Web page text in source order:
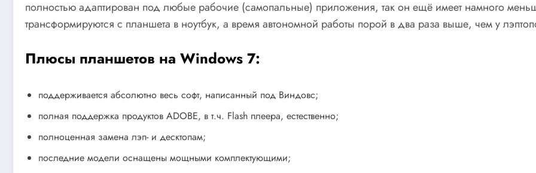
полностью адаптирован под любые рабочие (самопальные) приложения, так он ещё имеет намного
трансформируются с планшета в ноутбук, а время автономной работы порой в два раза выше, чем у
Плюсы планшетов на Windows 7:
поддерживается абсолютно весь софт, написанный под Виндовс;
полная поддержка продуктов ADOBE, в т.ч. Flash плеера, естественно;
полноценная замена лэп- и десктопам;
последние модели оснащены мощными комплектующими;